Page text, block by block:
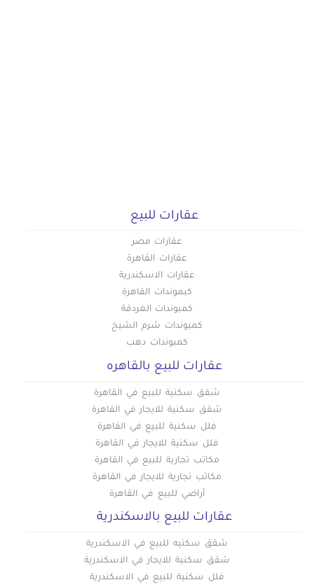
عقارات للبيع
عقارات مصر
عقارات القاهرة
عقارات الاسكندرية
كبموندات القاهرة
كمبوندات الغردقة
كمبوندات شرم الشيخ
كمبوندات دهب
عقارات للبيع بالقاهره
شقق سكنية للبيع في القاهرة
شقق سكنية للايجار في القاهرة
فلل سكنية للبيع في القاهرة
فلل سكنية للايجار في القاهرة
مكاتب تجارية للبيع في القاهرة
مكاتب تجارية للايجار في القاهرة
أراضي للبيع في القاهرة
عقارات للبيع بالاسكندرية
شقق سكنيه للبيع في الاسكندرية
شقق سكنية للايجار في الاسكندرية
فلل سكنية للبيع في الاسكندرية